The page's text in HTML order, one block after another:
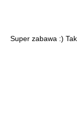
Super zabawa :)